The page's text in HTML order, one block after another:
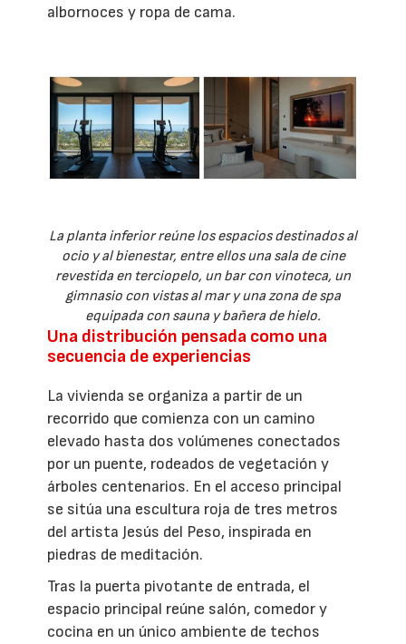
albornoces y ropa de cama.
La planta inferior reúne los espacios destinados al
ocio y al bienestar, entre ellos una sala de cine
revestida en terciopelo, un bar con vinoteca, un
gimnasio con vistas al mar y una zona de spa
equipada con sauna y bañera de hielo.
Una distribución pensada como una
secuencia de experiencias
La vivienda se organiza a partir de un
recorrido que comienza con un camino
elevado hasta dos volúmenes conectados
por un puente, rodeados de vegetación y
árboles centenarios. En el acceso principal
se sitúa una escultura roja de tres metros
del artista Jesús del Peso, inspirada en
piedras de meditación.
Tras la puerta pivotante de entrada, el
espacio principal reúne salón, comedor y
cocina en un único ambiente de techos